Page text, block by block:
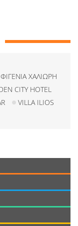
ΧΑΛΙΩΡΗ
CITY HOTEL
VILLA ILIOS